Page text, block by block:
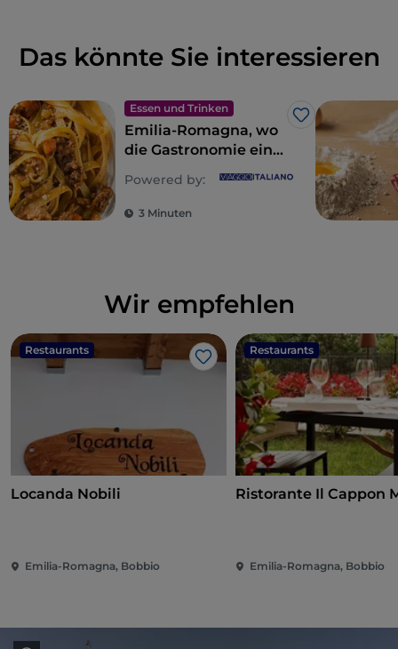
Das könnte Sie interessieren
Essen und Trinken
Like
Emilia-Romagna, wo
die Gastronomie ein
Reich der Sinne ist
Powered by:
3 Minuten
Wir empfehlen
Restaurants
Like
Locanda Nobili
Emilia-Romagna, Bobbio
Restaurants
Ristorante Il Cappon
Emilia-Romagna, Bobbio